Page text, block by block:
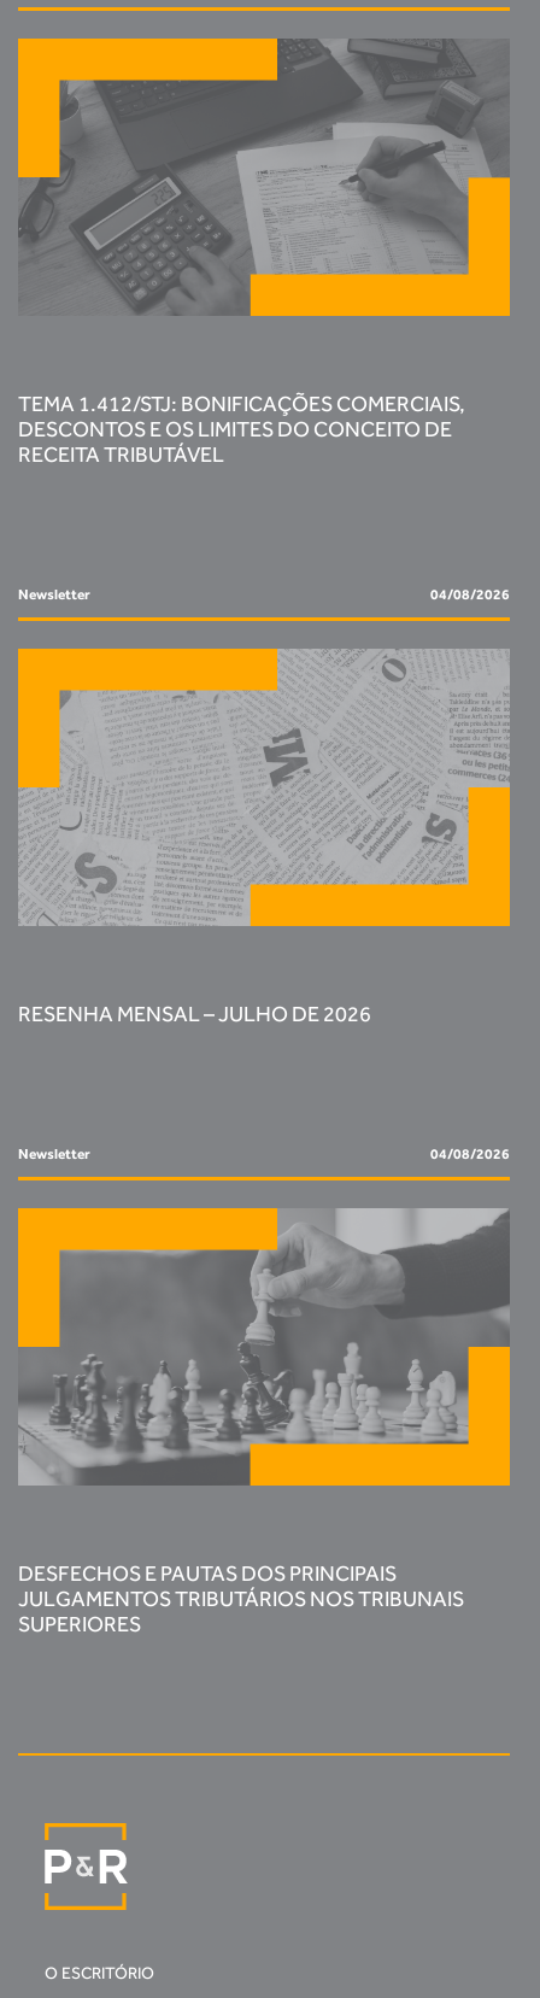
TEMA 1.412/STJ: BONIFICAÇÕES COMERCIAIS,
DESCONTOS E OS LIMITES DO CONCEITO DE
RECEITA TRIBUTÁVEL
Newsletter 04/08/2026
RESENHA MENSAL – JULHO DE 2026
Newsletter 04/08/2026
DESFECHOS E PAUTAS DOS PRINCIPAIS
JULGAMENTOS TRIBUTÁRIOS NOS TRIBUNAIS
SUPERIORES
O ESCRITÓRIO